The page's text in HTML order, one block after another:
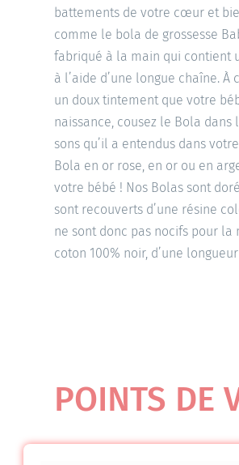
battements de votre cœur et
comme le bola de grossesse
fabriqué à la main qui contient
à l’aide d’une longue chaîne.
un doux tintement que votre
naissance, cousez le Bola
sons qu’il a entendus dans
Bola en or rose, en or ou en
votre bébé ! Nos Bolas sont
sont recouverts d’une résine
ne sont donc pas nocifs pour
coton 100% noir, d’une
POINTS DE